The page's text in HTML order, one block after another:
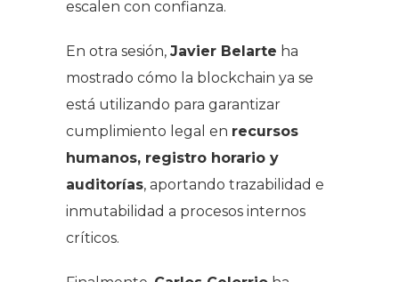
escalen con confianza.
En otra sesión, Javier Belarte ha
mostrado cómo la blockchain ya se
está utilizando para garantizar
cumplimiento legal en recursos
humanos, registro horario y
auditorías, aportando trazabilidad e
inmutabilidad a procesos internos
críticos.